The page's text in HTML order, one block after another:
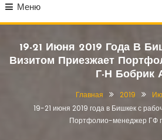
КСОЗ ПРИ
Меню
19-21 Июня 2019 Года В
Визитом Приезжает
Г-Н Бобрик
Главная 2019
19-21 июня 2019 года в Бишкек с
Портфолио-менеджер ГФ